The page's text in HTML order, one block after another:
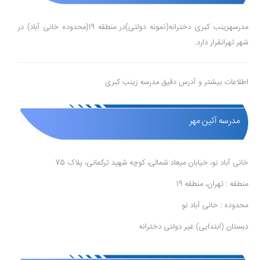
مدرسهزینب کبری دخترانه(نمونه دولتی)در منطقه 19(محدوده خانی آباد) در
شهر تهرانقرار دارد.
اطلاعات بیشتر و آدرس دقیق مدرسه زینب کبری
مدرسه آئین مهر
خانی آباد نو، خیابان میعاد شمالی، کوچه شهید ترکمانی، پلاک 75
منطقه : تهران، منطقه 19
محدوده : خانی آباد نو
دبستان (ابتدایی) غیر دولتی دخترانه